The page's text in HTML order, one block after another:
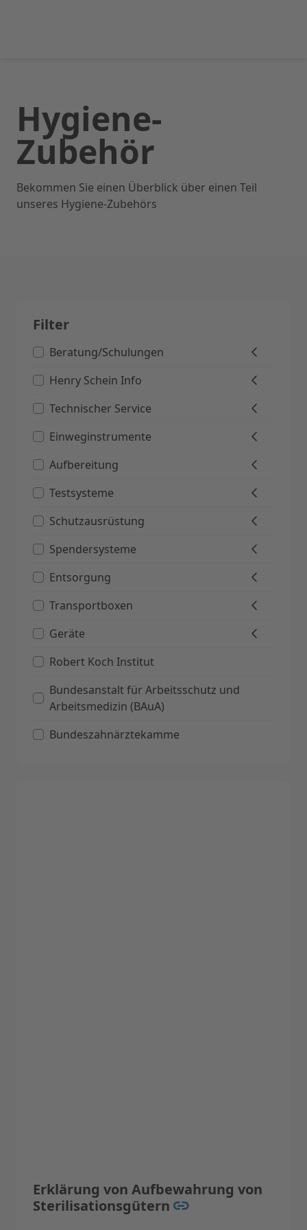
Hygiene-
Zubehör
Bekommen Sie einen Überblick über einen Teil
unseres Hygiene-Zubehörs
Filter
Beratung/Schulungen
Henry Schein Info
Technischer Service
Einweginstrumente
Aufbereitung
Testsysteme
Schutzausrüstung
Spendersysteme
Entsorgung
Transportboxen
Geräte
Robert Koch Institut
Bundesanstalt für Arbeitsschutz und
Arbeitsmedizin (BAuA)
Bundeszahnärztekamme
Erklärung von Aufbewahrung von
Sterilisationsgütern